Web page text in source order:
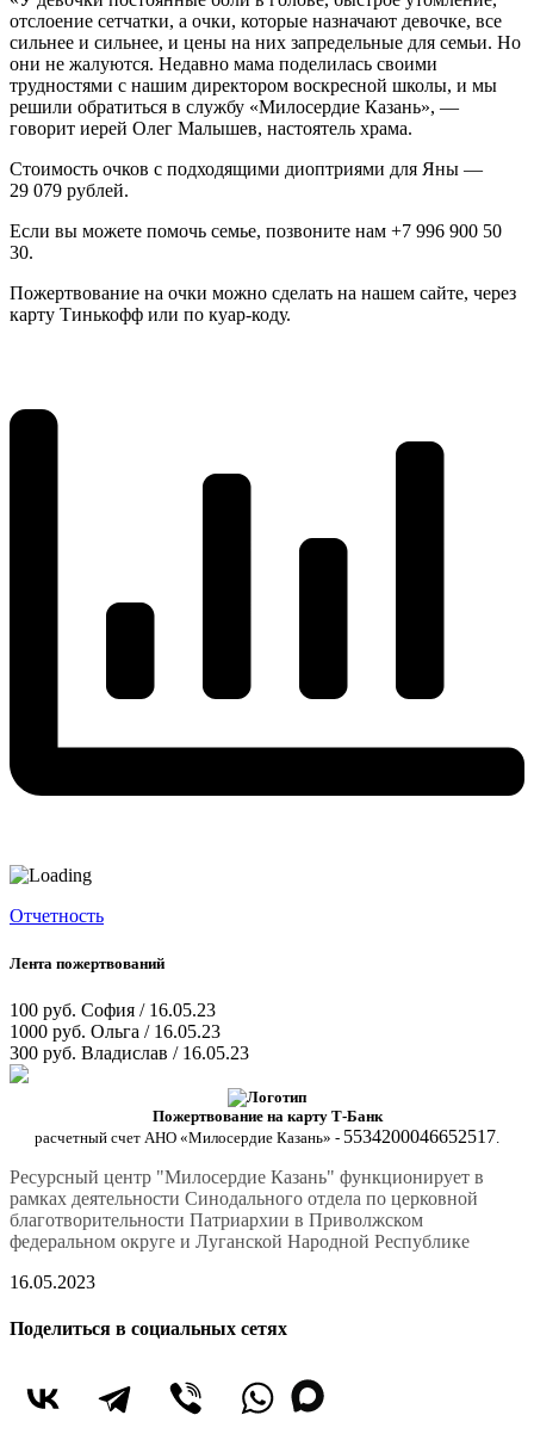
отслоение сетчатки, а очки, которые назначают девочке, все
сильнее и сильнее, и цены на них запредельные для семьи. Но
они не жалуются. Недавно мама поделилась своими
трудностями с нашим директором воскресной школы, и мы
решили обратиться в службу «Милосердие Казань», —
говорит иерей Олег Малышев, настоятель храма.
Стоимость очков с подходящими диоптриями для Яны —
29 079 рублей.
Если вы можете помочь семье, позвоните нам +7 996 900 50
30.
Пожертвование на очки можно сделать на нашем сайте, через
карту Тинькофф или по куар-коду.
Отчетность
Лента пожертвований
100 руб. София / 16.05.23
1000 руб. Ольга / 16.05.23
300 руб. Владислав / 16.05.23
Пожертвование на карту Т-Банк
расчетный счет АНО «Милосердие Казань» - 5534200046652517
Ресурсный центр "Милосердие Казань" функционирует в
рамках деятельности Синодального отдела по церковной
благотворительности Патриархии в Приволжском
федеральном округе и Луганской Народной Республике
16.05.2023
Поделиться в социальных сетях